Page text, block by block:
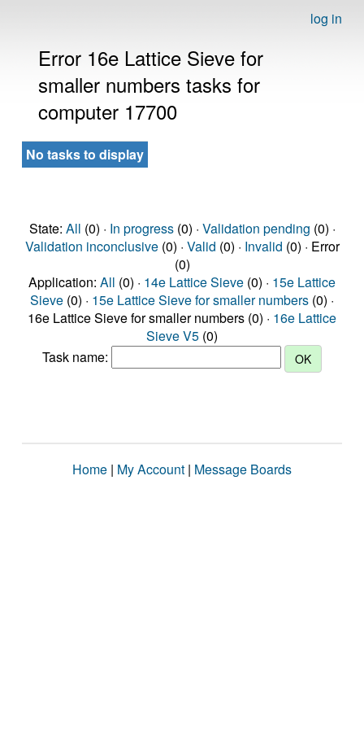
log in
Error 16e Lattice Sieve for
smaller numbers tasks for
computer 17700
No tasks to display
State: All (0) · In progress(0) · Validation pending (0) ·
Validation inconclusive(0) · Valid (0) · Invalid (0) · Error
(0)
Application: All (0) · 14e Lattice Sieve (0) · 15e Lattice
Sieve (0) · 15e Lattice Sieve for smaller numbers (0) ·
16e Lattice Sieve for smaller numbers (0) · 16e Lattice
Sieve V5 (0)
Task name:
Home | My Account | Message Boards